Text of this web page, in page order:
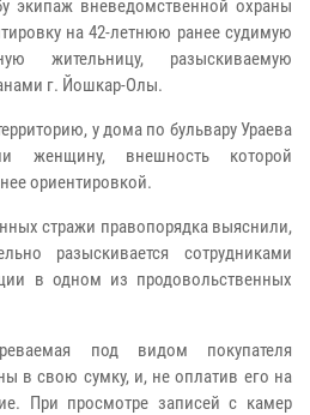
экипаж вневедомственной охраны
на 42-летнюю ранее судимую
жительницу, разыскиваемую
г. Йошкар-Олы.
у дома по бульвару Ураева
женщину, внешность которой
ориентировкой.
стражи правопорядка выяснили,
разыскивается сотрудниками
в одном из продовольственных
под видом покупателя
в свою сумку, и, не оплатив его на
При просмотре записей с камер